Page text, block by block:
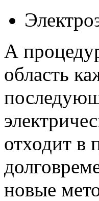
А
область
отходит в
новые